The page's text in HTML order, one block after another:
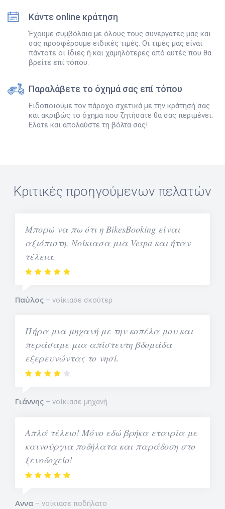
Κάντε online κράτηση
Έχουμε συμβόλαια με όλους τους συνεργάτες μας και
σας προσφέρουμε ειδικές τιμές. Οι τιμές μας είναι
πάντοτε οι ίδιες ή και χαμηλότερες από αυτές που θα
βρείτε επί τόπου.
Παραλάβετε το όχημά σας επί τόπου
Ειδοποιούμε τον πάροχο σχετικά με την κράτησή σας
και ακριβώς το όχημα που ζητήσατε θα σας περιμένει.
Ελάτε και απολαύστε τη βόλτα σας!
Κριτικές προηγούμενων πελατών
Μπορώ να πω ότι η BikesBooking είναι
αξιόπιστη. Νοίκιασα μια Vespa και ήταν
τέλεια.
Παύλος νοίκιασε σκούτερ
Πήρα μια μηχανή με την κοπέλα μου και
περάσαμε μια απίστευτη βδομάδα
εξερευνώντας το νησί.
Γιάννης νοίκιασε μηχανή
Απλά τέλειο! Μόνο εδώ βρήκα εταιρία με
καινούργια ποδήλατα και παράδοση στο
ξενοδοχείο!
Αννα νοίκιασε ποδήλατο